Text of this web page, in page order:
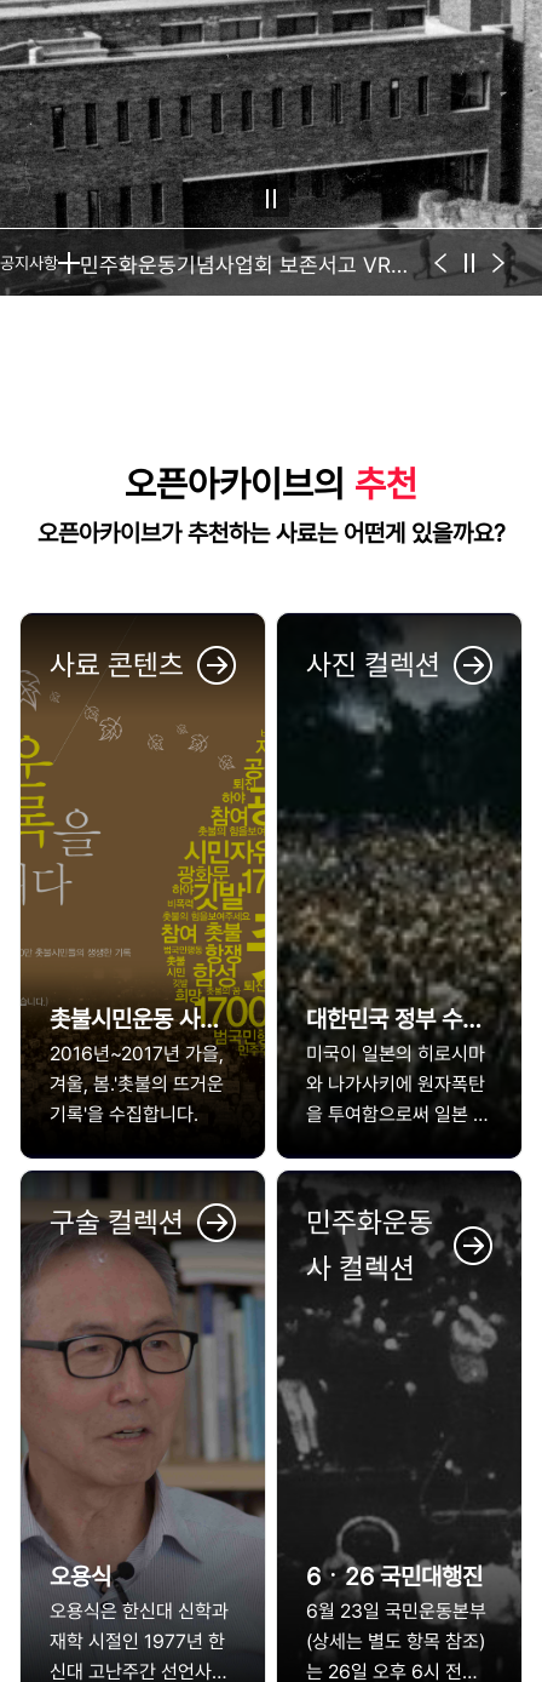
공지사항
민주화운동기념사업회 사료 이용 안내
오픈아카이브 구술 녹취문 온라인 열람 서비스 안내
해외IP 접속 일시 차단 안내(일부 해제)
민주화운동기념사업회 보존서고 VR투어
오픈아카이브의 추천
오픈아카이브가 추천하는 사료는 어떤게 있을까요?
사료 콘텐츠
촛불시민운동 사료 수집
2016년~2017년 가을,
겨울, 봄.'촛불의 뜨거운
기록'을 수집합니다.
사진 컬렉션
대한민국 정부 수립과 이승만 정권
미국이 일본의 히로시마
와 나가사키에 원자폭탄
을 투여함으로써 일본 제
다. 한반도는 졸지에 해
방을 맞이하여 정치적 주
체세력이 미흡한 상태였
다.얄타회담에서 합의한
대로 미국과 소련이 38
도선 이남과 이북을 분할
점령함으로써 상황은 더
욱 복잡하게 전개된다.
모스크바 3상회의에서
신탁통치안이 결정되자
찬탁과 반탁으로 전국이
격렬한 논쟁에 휩싸이며
혼란이 초래된다.이렇게
한반도 내부가 독립문제
로 시끄러워지자 미소 양
국은 공동위원회를 개최
하여 한반도 독립문제를
구술 컬렉션
오용식
오용식은 한신대 신학과
재학 시절인 1977년 한
신대 고난주간 선언사건
민주화운동
사 컬렉션
6ㆍ26 국민대행진
6월 23일 국민운동본부
(상세는 별도 항목 참조)
는 26일 오후 6시 전국